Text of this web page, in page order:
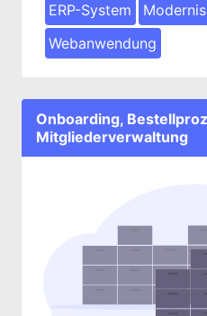
ERP-System
Webanwendung
Onboarding,
Mitgliederverwaltung